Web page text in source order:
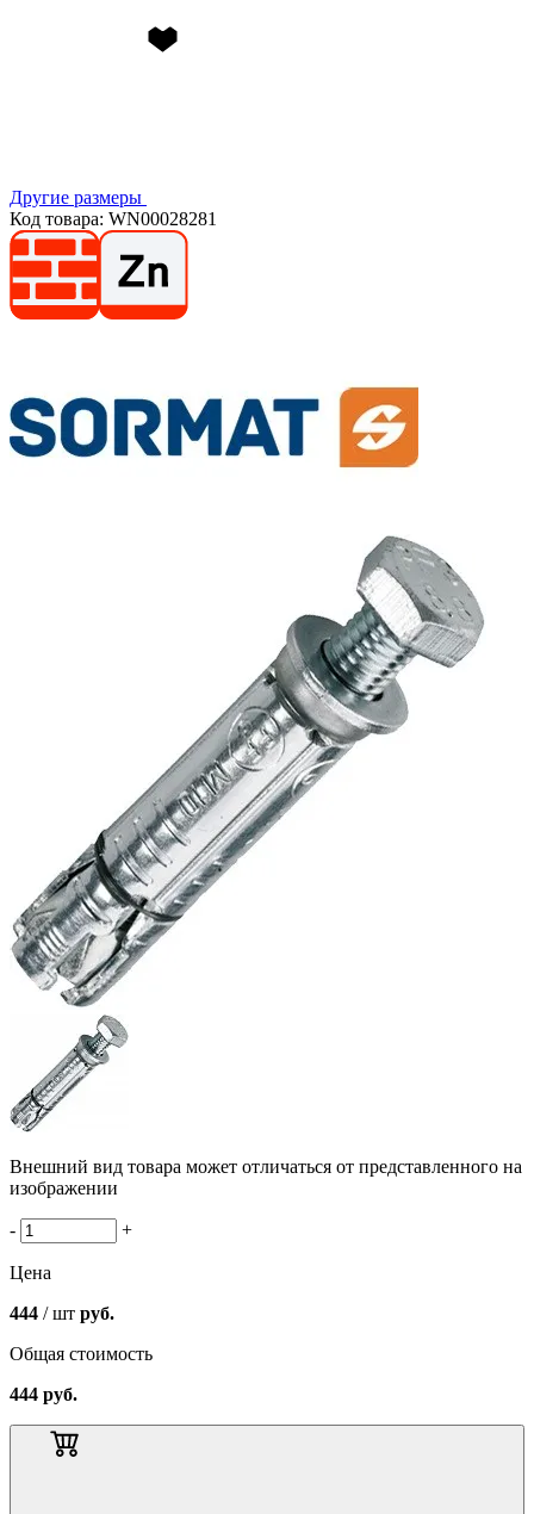
Другие размеры
Код товара: WN00028281
Внешний вид товара может отличаться от представленного на
изображении
- +
Цена
444 / шт руб.
Общая стоимость
444 руб.